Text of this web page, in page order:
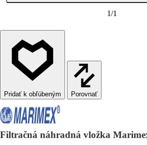
1/1
Porovnať
Filtračná náhradná vložka